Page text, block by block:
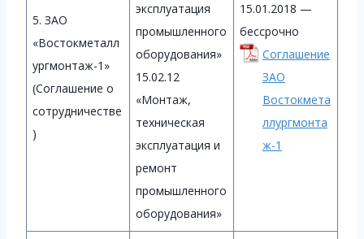
5. ЗАО
«Востокметалл
ургмонтаж-1»
(Соглашение о
сотрудничестве
)
эксплуатация
промышленного
оборудования»
15.02.12
«Монтаж,
техническая
эксплуатация и
ремонт
промышленного
оборудования»
15.01.2018 —
бессрочно
Соглашение
ЗАО
Востокмета
ллургмонта
ж-1